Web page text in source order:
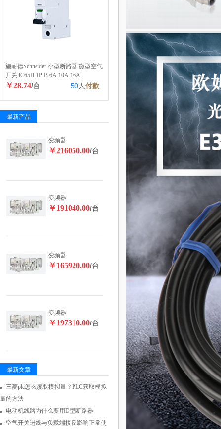
施耐德Schneider 小型断路器 微型空气
开关 iC65H 1P B 6A 10A 16A
￥28.74/台 50人付款
最新产品
变频器
￥216050.00/台
变频器
￥191040.00/台
变频器
￥165920.00/台
变频器
￥197310.00/台
最新文章
三菱plc怎么读取模拟量？PLC获取模拟
量的方法
电动机线路为什么要用D型断路器
空气开关进线与负载端接反影响正常使